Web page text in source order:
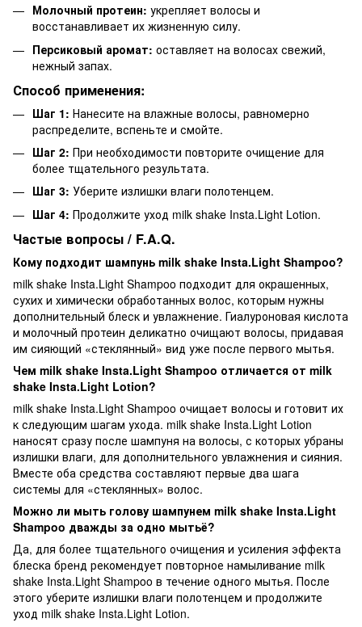
Молочный протеин: укрепляет волосы и
восстанавливает их жизненную силу.
Персиковый аромат: оставляет на волосах свежий,
нежный запах.
Способ применения:
Шаг 1: Нанесите на влажные волосы, равномерно
распределите, вспеньте и смойте.
Шаг 2: При необходимости повторите очищение для
более тщательного результата.
Шаг 3: Уберите излишки влаги полотенцем.
Шаг 4: Продолжите уход milk shake Insta.Light Lotion.
Частые вопросы / F.A.Q.
Кому подходит шампунь milk shake Insta.Light Shampoo?
milk shake Insta.Light Shampoo подходит для окрашенных,
сухих и химически обработанных волос, которым нужны
дополнительный блеск и увлажнение. Гиалуроновая кислота
и молочный протеин деликатно очищают волосы, придавая
им сияющий «стеклянный» вид уже после первого мытья.
Чем milk shake Insta.Light Shampoo отличается от milk
shake Insta.Light Lotion?
milk shake Insta.Light Shampoo очищает волосы и готовит их
к следующим шагам ухода. milk shake Insta.Light Lotion
наносят сразу после шампуня на волосы, с которых убраны
излишки влаги, для дополнительного увлажнения и сияния.
Вместе оба средства составляют первые два шага
системы для «стеклянных» волос.
Можно ли мыть голову шампунем milk shake Insta.Light
Shampoo дважды за одно мытьё?
Да, для более тщательного очищения и усиления эффекта
блеска бренд рекомендует повторное намыливание milk
shake Insta.Light Shampoo в течение одного мытья. После
этого уберите излишки влаги полотенцем и продолжите
уход milk shake Insta.Light Lotion.